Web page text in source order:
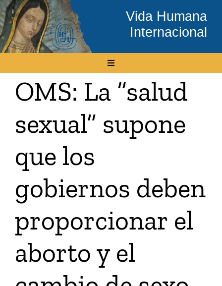
Skip
to
content
Vida Humana
Internacional
Toggle
Inicio
Conócenos
Temas
Boletín Electrónico
Media
Tienda Virtual
OMS: La “salud
sexual” supone
que los
gobiernos deben
proporcionar el
aborto y el